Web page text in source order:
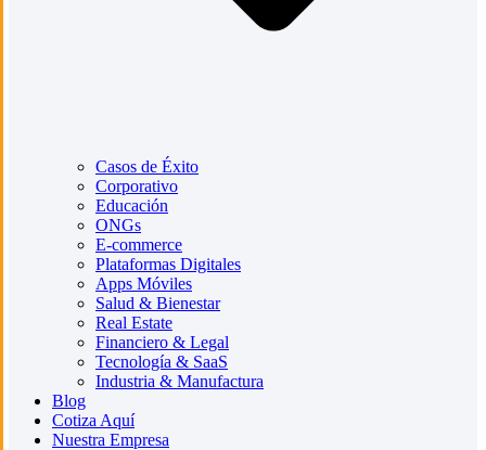
Casos de Éxito
Corporativo
Educación
ONGs
E-commerce
Plataformas Digitales
Apps Móviles
Salud & Bienestar
Real Estate
Financiero & Legal
Tecnología & SaaS
Industria & Manufactura
Blog
Cotiza Aquí
Nuestra Empresa